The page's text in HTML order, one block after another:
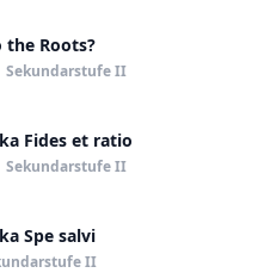
the Roots?
Sekundarstufe II
Fides et ratio
Sekundarstufe II
Spe salvi
II